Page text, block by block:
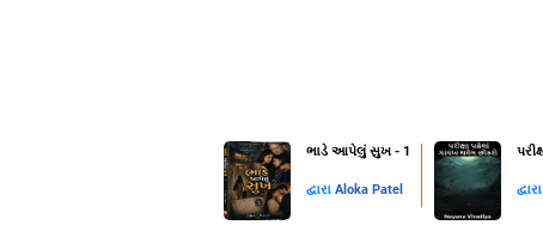
ભાડે આપેલું સુખ - 1
દ્વારા Aloka Patel દ્વારા